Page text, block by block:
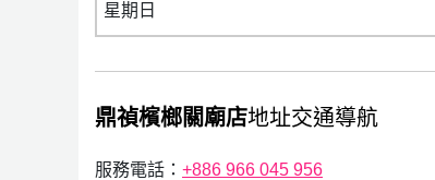
星期日
鼎禎檳榔關廟店地址交通導航
服務電話： +886 966 045 956